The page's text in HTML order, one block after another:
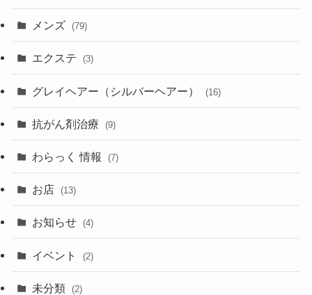
メンズ (79)
エクステ (3)
グレイヘアー（シルバーヘアー） (16)
抗がん剤治療 (9)
わらっく 情報 (7)
お店 (13)
お知らせ (4)
イベント (2)
未分類 (2)